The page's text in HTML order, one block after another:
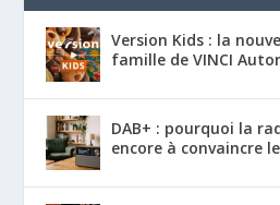
Version Kids : la
famille de VINCI
DAB+ : pourquoi la
encore à convaincre